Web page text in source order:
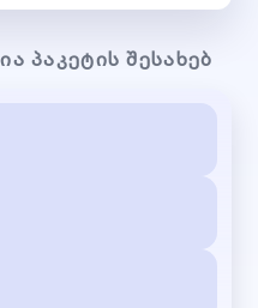
ᲞᲐᲙᲔᲢᲘᲡ ᲨᲔᲡᲐᲮᲔᲑ